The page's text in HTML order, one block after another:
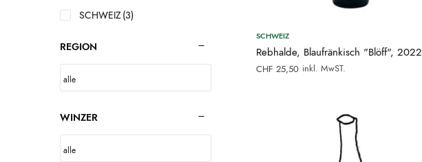
SCHWEIZ(3)
REGION
WINZER
SCHWEIZ
Rebhalde, Blaufränkisch "Blöff", 2022
CHF 25,50 inkl. MwST.